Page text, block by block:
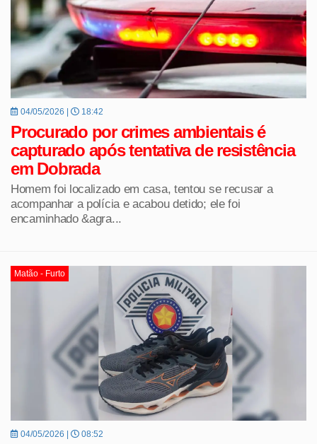
04/05/2026 | 18:42
Procurado por crimes ambientais é
capturado após tentativa de resistência
em Dobrada
Homem foi localizado em casa, tentou se recusar a
acompanhar a polícia e acabou detido; ele foi
encaminhado &agra...
Matão - Furto
04/05/2026 | 08:52